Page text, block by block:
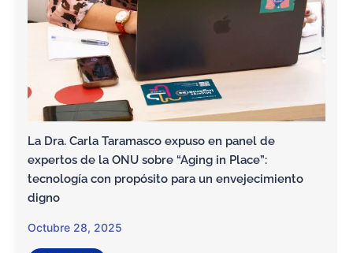
La Dra. Carla Taramasco expuso en panel de
expertos de la ONU sobre “Aging in Place”:
tecnología con propósito para un envejecimiento
digno
Octubre 28, 2025